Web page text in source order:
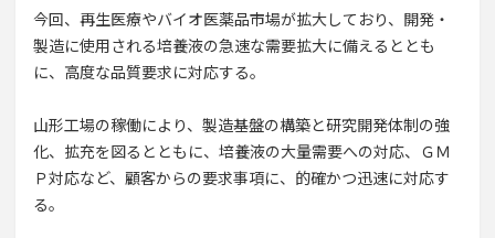
今回、再生医療やバイオ医薬品市場が拡大しており、開発・
製造に使用される培養液の急速な需要拡大に備えるととも
に、高度な品質要求に対応する。
山形工場の稼働により、製造基盤の構築と研究開発体制の強
化、拡充を図るとともに、培養液の大量需要への対応、ＧＭ
Ｐ対応など、顧客からの要求事項に、的確かつ迅速に対応す
る。